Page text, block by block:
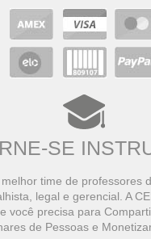
SE
time de professores
legal e gerencial. A
você precisa para
de Pessoas e